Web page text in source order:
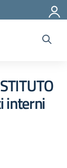
interni